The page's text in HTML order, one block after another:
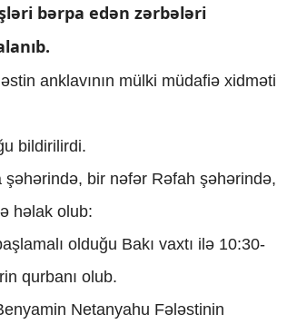
bərpa edən zərbələri
anklavının mülki müdafiə xidməti
bildirilirdi.
şəhərində, bir nəfər Rəfah şəhərində,
həlak olub:
olduğu Bakı vaxtı ilə 10:30-
qurbanı olub.
Netanyahu Fələstinin